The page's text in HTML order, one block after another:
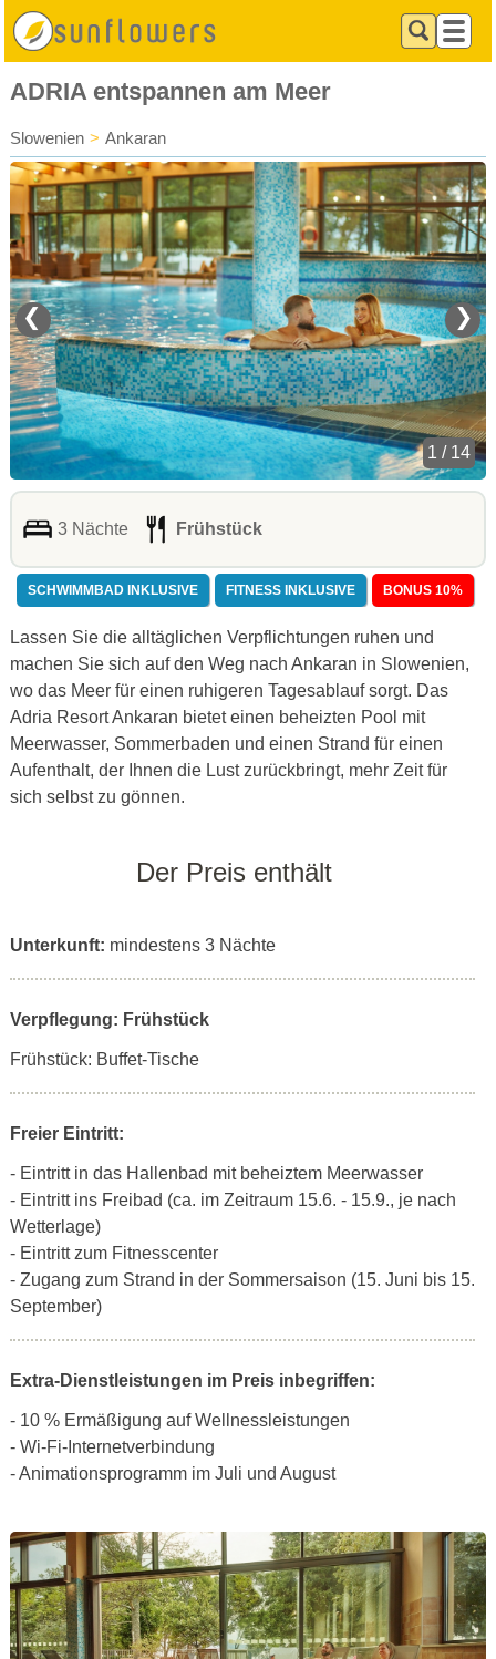
ADRIA entspannen am Meer
Slowenien > Ankaran
❮ ❯
1 / 14
3 Nächte Frühstück
SCHWIMMBAD INKLUSIVE FITNESS INKLUSIVE BONUS 10%
Lassen Sie die alltäglichen Verpflichtungen ruhen und
machen Sie sich auf den Weg nach Ankaran in Slowenien,
wo das Meer für einen ruhigeren Tagesablauf sorgt. Das
Adria Resort Ankaran bietet einen beheizten Pool mit
Meerwasser, Sommerbaden und einen Strand für einen
Aufenthalt, der Ihnen die Lust zurückbringt, mehr Zeit für
sich selbst zu gönnen.
Der Preis enthält
Unterkunft: mindestens 3 Nächte
Verpflegung: Frühstück
Frühstück: Buffet-Tische
Freier Eintritt:
- Eintritt in das Hallenbad mit beheiztem Meerwasser
- Eintritt ins Freibad (ca. im Zeitraum 15.6. - 15.9., je nach
Wetterlage)
- Eintritt zum Fitnesscenter
- Zugang zum Strand in der Sommersaison (15. Juni bis 15.
September)
Extra-Dienstleistungen im Preis inbegriffen:
- 10 % Ermäßigung auf Wellnessleistungen
- Wi-Fi-Internetverbindung
- Animationsprogramm im Juli und August